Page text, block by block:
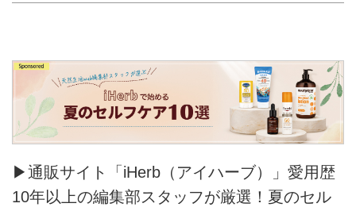
▶通販サイト「iHerb（アイハーブ）」愛用歴
10年以上の編集部スタッフが厳選！夏のセル